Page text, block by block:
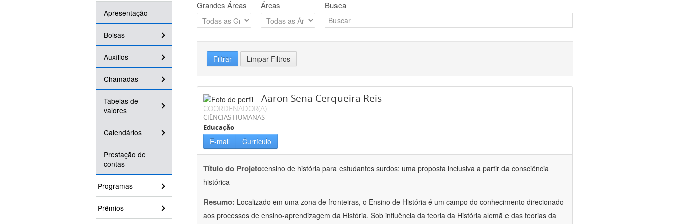
Apresentação
Bolsas
Auxílios
Chamadas
Tabelas de
valores
Calendários
Prestação de
contas
Programas
Prêmios
Grandes Áreas Áreas Busca
Filtrar Limpar Filtros
Aaron Sena Cerqueira Reis
COORDENADOR(A)
CIÊNCIAS HUMANAS
Educação
E-mail Currículo
Título do Projeto:ensino de história para estudantes surdos: uma proposta inclusiva a partir da consciência
histórica
Resumo: Localizado em uma zona de fronteiras, o Ensino de História é um campo do conhecimento direcionado
aos processos de ensino-aprendizagem da História. Sob influência da teoria da História alemã e das teorias da